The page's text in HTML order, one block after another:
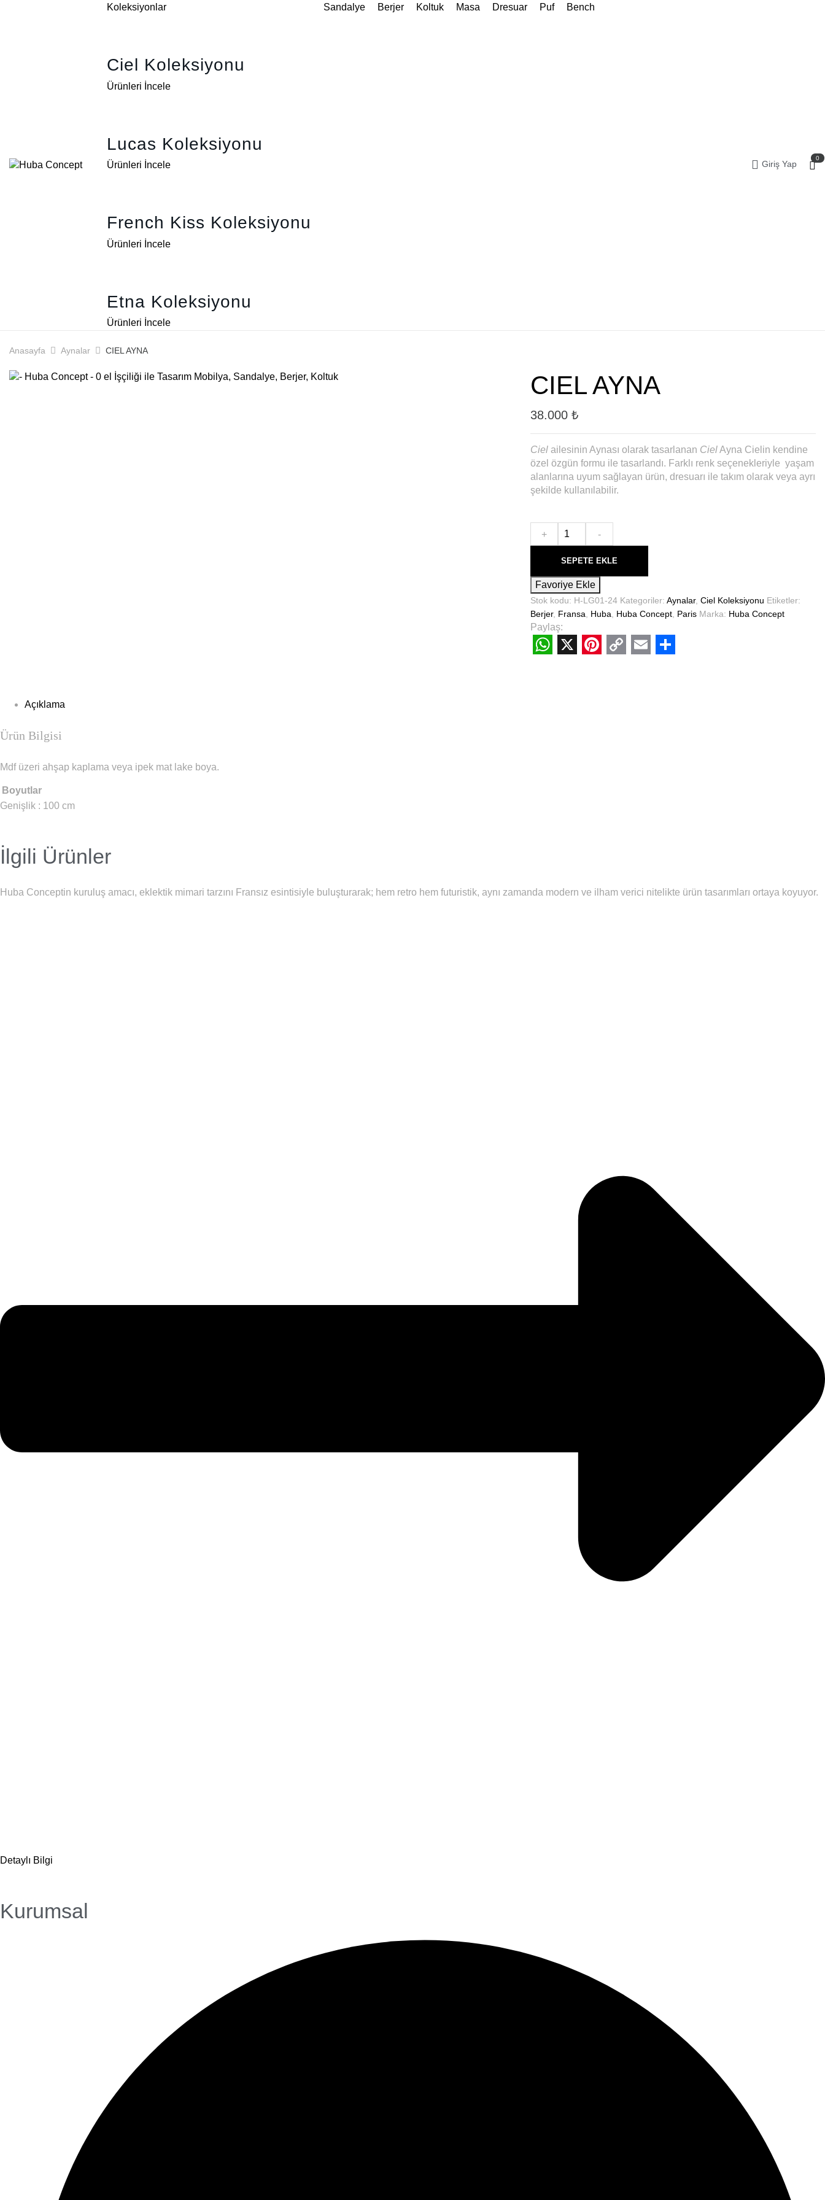
Koleksiyonlar
Ciel Koleksiyonu
Ürünleri İncele
Lucas Koleksiyonu
Ürünleri İncele
French Kiss Koleksiyonu
Ürünleri İncele
Etna Koleksiyonu
Ürünleri İncele
Sandalye Berjer Koltuk Masa Dresuar Puf Bench
Giriş Yap
0
Anasayfa Aynalar CIEL AYNA
CIEL AYNA
38.000 ₺
Cielailesinin Aynası olarak tasarlanan CielAyna Cielin kendine
özel özgün formu ile tasarlandı. Farklı renk seçenekleriyle yaşam
alanlarına uyum sağlayan ürün, dresuarı ile takım olarak veya ayrı
şekilde kullanılabilir.
+ -
SEPETE EKLE
Favoriye Ekle
Stok kodu: H-LG01-24 Kategoriler: Aynalar, Ciel Koleksiyonu Etiketler:
Berjer, Fransa Huba Huba Concept, Paris Marka: Huba Concept
Paylaş:
Açıklama
Ürün Bilgisi
Mdf üzeri ahşap kaplama veya ipek mat lake boya.
Boyutlar
Genişlik : 100 cm
İlgili Ürünler
Huba Conceptin kuruluş amacı, eklektik mimari tarzını Fransız esintisiyle buluşturarak; hem retro hem futuristik, aynı zamanda modern ve ilham verici nitelikte ürün tasarımları ortaya koyuyor.
Detaylı Bilgi
Kurumsal